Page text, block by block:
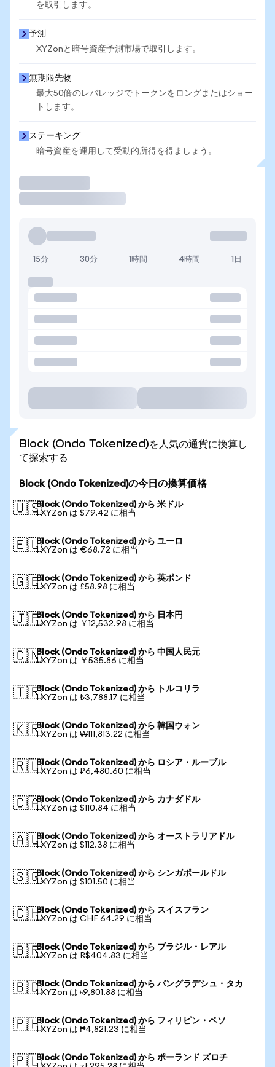
を取引します。
予測
XYZonと暗号資産予測市場で取引します。
無期限先物
最大50倍のレバレッジでトークンをロングまたはショー
トします。
ステーキング
暗号資産を運用して受動的所得を得ましょう。
15分 30分 1時間 4時間 1日
Block (Ondo Tokenized)を人気の通貨に換算し
て探索する
Block (Ondo Tokenized)の今日の換算価格
🇺🇸Block (Ondo Tokenized) から 米ドル
1 XYZon は $79.42 に相当
🇪🇺Block (Ondo Tokenized) から ユーロ
1 XYZon は €68.72 に相当
🇬🇧Block (Ondo Tokenized) から 英ポンド
1 XYZon は £58.98 に相当
🇯🇵Block (Ondo Tokenized) から 日本円
1 XYZon は ￥12,532.98 に相当
🇨🇳Block (Ondo Tokenized) から 中国人民元
1 XYZon は ￥535.86 に相当
🇹🇷Block (Ondo Tokenized) から トルコリラ
1 XYZon は ₺3,788.17 に相当
🇰🇷Block (Ondo Tokenized) から 韓国ウォン
1 XYZon は ₩111,813.22 に相当
🇷🇺Block (Ondo Tokenized) から ロシア・ルーブル
1 XYZon は ₽6,480.60 に相当
🇨🇦Block (Ondo Tokenized) から カナダドル
1 XYZon は $110.84 に相当
🇦🇺Block (Ondo Tokenized) から オーストラリアドル
1 XYZon は $112.38 に相当
🇸🇬Block (Ondo Tokenized) から シンガポールドル
1 XYZon は $101.50 に相当
🇨🇭Block (Ondo Tokenized) から スイスフラン
1 XYZon は CHF 64.29 に相当
🇧🇷Block (Ondo Tokenized) から ブラジル・レアル
1 XYZon は R$404.83 に相当
🇧🇩Block (Ondo Tokenized) から バングラデシュ・タカ
1 XYZon は ৳9,801.88 に相当
🇵🇭Block (Ondo Tokenized) から フィリピン・ペソ
1 XYZon は ₱4,821.23 に相当
🇵🇱Block (Ondo Tokenized) から ポーランド ズロチ